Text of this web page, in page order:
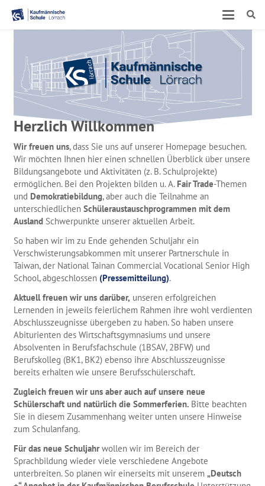
Herzlich Willkommen
Wir freuen uns, dass Sie uns auf unserer Homepage besuchen.
Wir möchten Ihnen hier einen schnellen Überblick über unsere
Bildungsangebote und Aktivitäten (z. B. Schulprojekte)
ermöglichen. Bei den Projekten bilden u. A. Fair Trade-Themen
und Demokratiebildung, aber auch die Teilnahme an
unterschiedlichen Schüleraustauschprogrammen mit dem
AuslandSchwerpunkte unserer aktuellen Arbeit.
So haben wir im zu Ende gehenden Schuljahr ein
Verschwisterungsabkommen mit unserer Partnerschule in
Taiwan, der National Tainan Commercial Vocational Senior High
School, abgeschlossen (Pressemitteilung).
Aktuell freuen wir uns darüber, unseren erfolgreichen
Lernenden in jeweils feierlichem Rahmen ihre wohl verdienten
Abschlusszeugnisse übergeben zu haben. So haben unsere
Abiturienten des Wirtschaftsgymnasiums und unsere
Absolventen in Berufsfachschule (1BSAV, 2BFW) und
Berufskolleg (BK1, BK2) ebenso ihre Abschlusszeugnisse
bereits erhalten wie unsere Berufsschülerschaft.
Zugleich freuen wir uns aber auch auf unsere neue
Schülerschaft und natürlich die Sommerferien. Bitte beachten
Sie in diesem Zusammenhang weiter unten unsere Hinweise
zum Schulanfang.
Für das neue Schuljahrwollen wir im Bereich der
Sprachbildung wieder viele verschiedene Angebote
unterbreiten. So planen wir einerseits mit unserem „Deutsch